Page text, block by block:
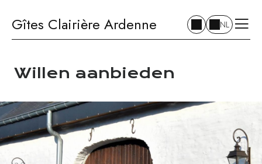
Gîtes Clairière Ardenne NL
Willen aanbieden